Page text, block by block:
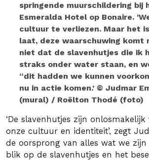
springende muurschildering bij
Esmeralda Hotel op Bonaire.
cultuur te verliezen. Maar het
laat, deze waarschuwing komt
niet dat de slavenhutjes die ik
straks onder water staan, en
“dit hadden we kunnen
nu in actie komen.’ © Judmar
(mural) / Roëlton Thodé (foto)
‘De slavenhutjes zijn
onze cultuur en identiteit’, zegt
de oorsprong van alles wat we zijn
blik op de slavenhutjes en het